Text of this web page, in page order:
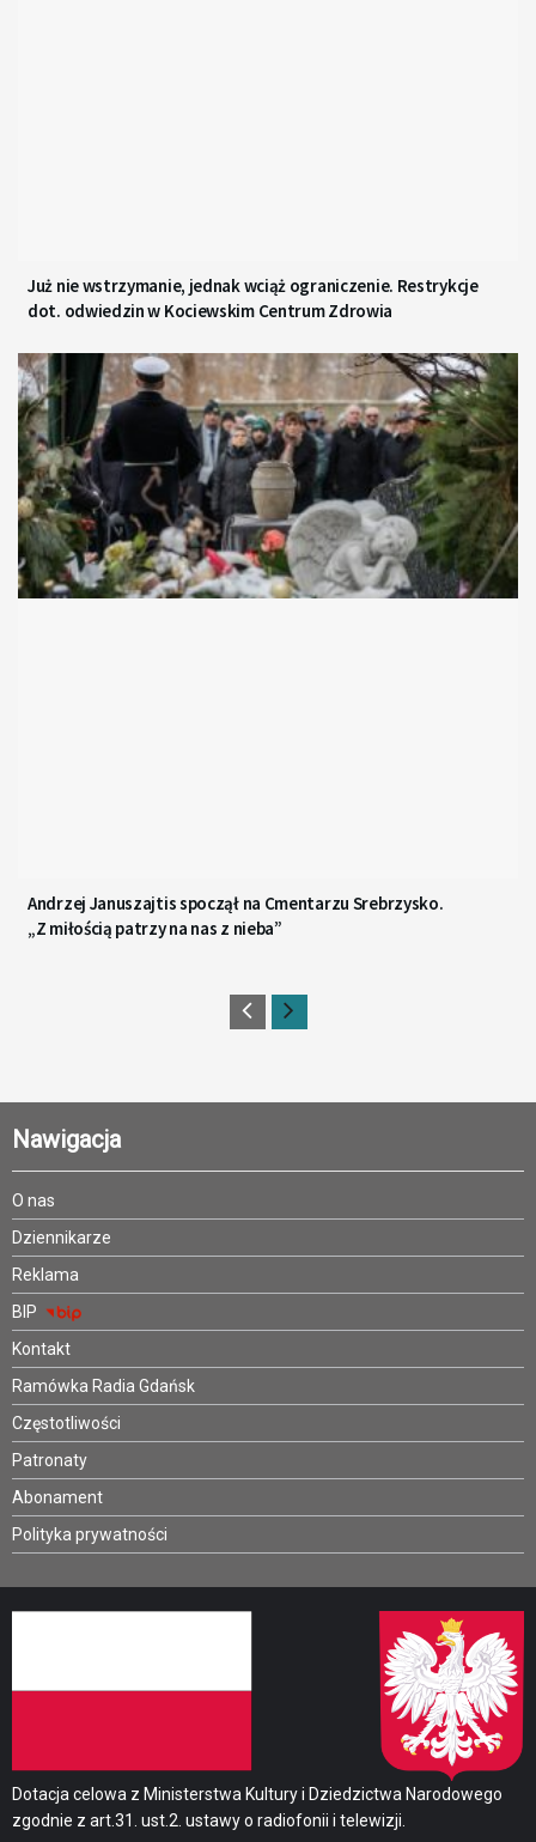
Już nie wstrzymanie, jednak wciąż ograniczenie. Restrykcje
dot. odwiedzin w Kociewskim Centrum Zdrowia
Andrzej Januszajtis spoczął na Cmentarzu Srebrzysko.
„Z miłością patrzy na nas z nieba”
Nawigacja
O nas
Dziennikarze
Reklama
BIP
Kontakt
Ramówka Radia Gdańsk
Częstotliwości
Patronaty
Abonament
Polityka prywatności
Dotacja celowa z Ministerstwa Kultury i Dziedzictwa Narodowego
zgodnie z art.31. ust.2. ustawy o radiofonii i telewizji.